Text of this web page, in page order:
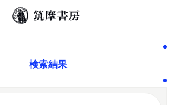
検索結果